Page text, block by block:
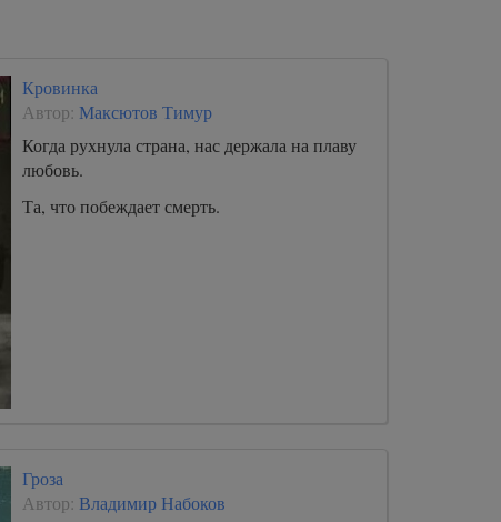
Кровинка
Автор: Максютов Тимур
Когда рухнула страна, нас держала на плаву
любовь.
Та, что побеждает смерть.
Гроза
Автор: Владимир Набоков